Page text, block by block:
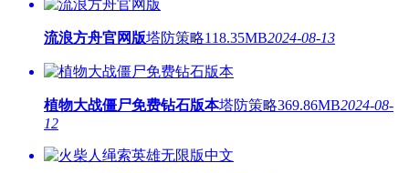
流浪方舟官网版塔防策略118.35MB2024-08-13
植物大战僵尸免费钻石版本塔防策略369.86MB2024-08-
12